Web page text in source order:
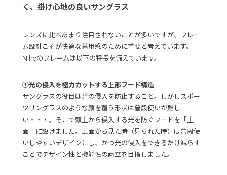
く、掛け心地の良いサングラス
レンズに比べあまり注目されないことが多いですが、フレー
ム設計こそが快適な着用感のために重要と考えています。
Nihoのフレームは以下の特長を備えています。
①光の侵入を極力カットする上部フード構造
サングラスの役目は光の侵入を防止すること。しかしスポー
ツサングラスのような顔を覆う形状は普段使いが難し
い・・・。そこで頭上から侵入する光を防ぐフードを「上
面」に設けました。正面から見た時（見られた時）は普段使
いしやすいデザインにし、かつ光の侵入をできるだけ減らす
ことでデザイン性と機能性の両立を目指しました。